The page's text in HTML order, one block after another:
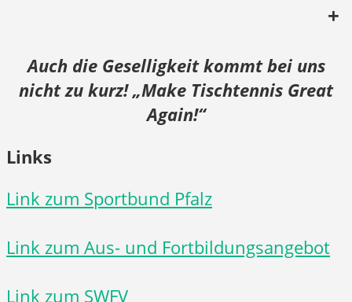
+
Auch die Geselligkeit kommt bei uns
nicht zu kurz! „Make Tischtennis Great
Again!“
Links
Link zum Sportbund Pfalz
Link zum Aus- und Fortbildungsangebot
Link zum SWFV